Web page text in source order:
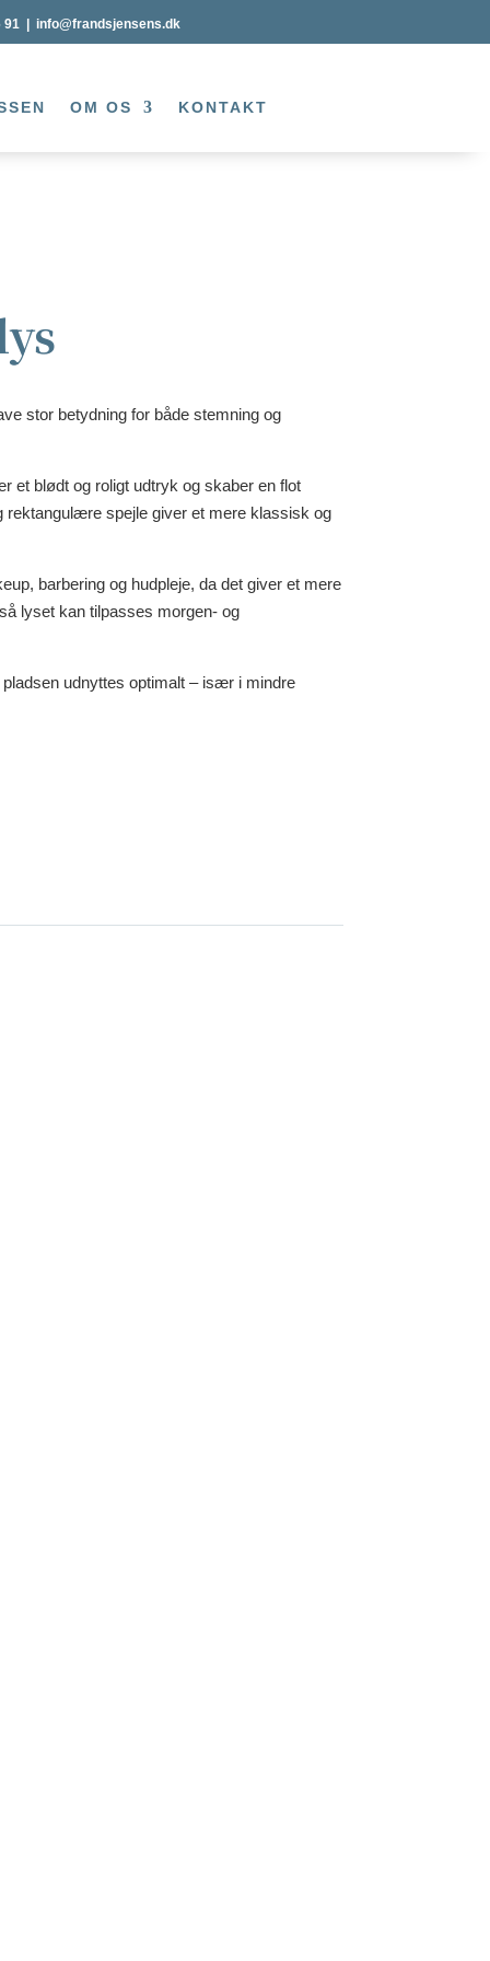
91 info@frandsjensens.dk
OM OS KONTAKT
stor betydning for både stemning og
et blødt og roligt udtryk og skaber en flot
rektangulære spejle giver et mere klassisk og
barbering og hudpleje, da det giver et mere
lyset kan tilpasses morgen- og
udnyttes optimalt – især i mindre